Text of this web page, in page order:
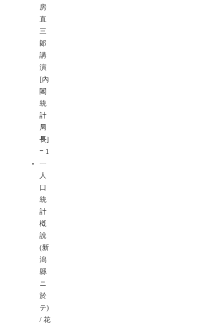
房
直
三
郞
講
演
[內
閣
統
計
局
長]
= 1
一
人
口
統
計
槪
說
(新
潟
縣
ニ
於
テ)
/ 花